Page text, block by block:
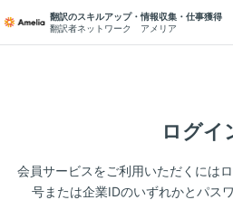
翻訳のスキルアップ・情報収集・仕事獲得
翻訳者ネットワーク アメリア
ログイ
会員サービスをご利用いただくには
号または企業IDのいずれかとパス